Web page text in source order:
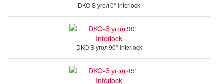
DKO-S угол 0° Interlock
DKO-S угол 90° Interlock